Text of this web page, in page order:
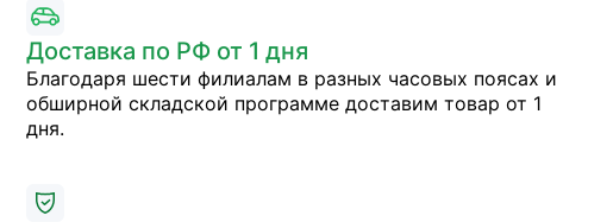
Доставка по РФ от 1 дня
Благодаря шести филиалам в разных часовых поясах и
обширной складской программе доставим товар от 1
дня.